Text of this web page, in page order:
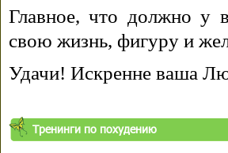
Главное, что должно у
свою жизнь, фигуру и
Удачи! Искренне ваша
Тренинги по похудению